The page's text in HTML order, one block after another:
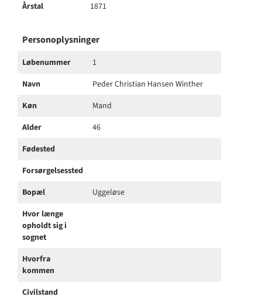
Årstal 1871
Personoplysninger
Løbenummer
1
Navn
Peder Christian Hansen Winther
Køn
Mand
Alder
46
Fødested
Forsørgelsessted
Bopæl
Uggeløse
Hvor længe
opholdt sig i
sognet
Hvorfra
kommen
Civilstand